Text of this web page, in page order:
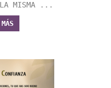
LA MISMA ...